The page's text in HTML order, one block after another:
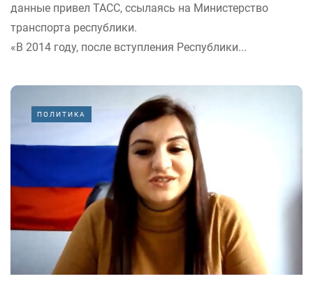
данные привел ТАСС, ссылаясь на Министерство
транспорта республики.
«В 2014 году, после вступления Республики...
ПОЛИТИКА